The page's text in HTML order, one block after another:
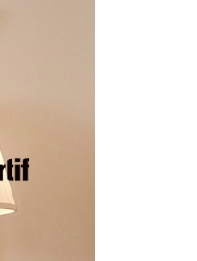
Later」は毎月
バーコード／台
」などのチャネル
といいます）に
て商品やサービ
債権を当社に譲
ことになりま
舗はあなたの個
提供し、収集、
求書に必要な情
い。AFTEE ア
期限を最長 45 日
長できる日数を
取るまで支払い
合があります
ため、商品到着
いください。
査の結果に基づ
❎專區